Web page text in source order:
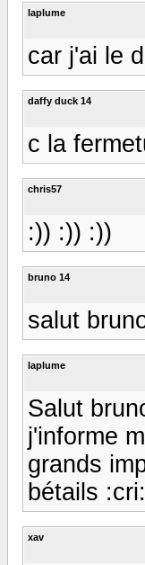
laplume
car j'ai le
daffy duck 14
c la
chris57
:)) :)) :))
bruno 14
salut
laplume
Salut
j'informe
grands
bétails
xav